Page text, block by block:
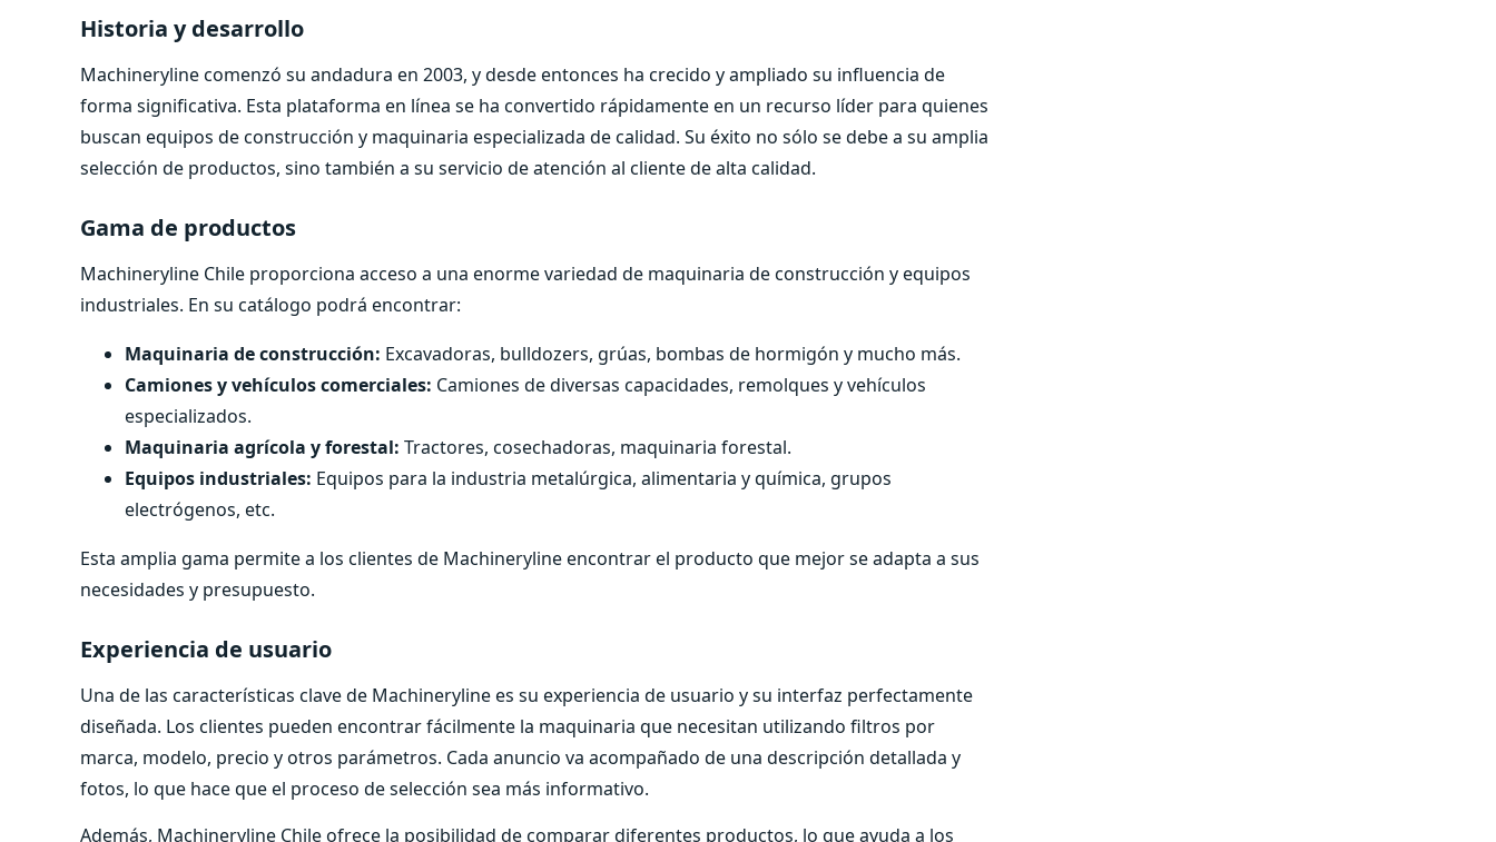
Historia y desarrollo
Machineryline comenzó su andadura en 2003, y desde entonces ha crecido y ampliado su influencia de
forma significativa. Esta plataforma en línea se ha convertido rápidamente en un recurso líder para quienes
buscan equipos de construcción y maquinaria especializada de calidad. Su éxito no sólo se debe a su amplia
selección de productos, sino también a su servicio de atención al cliente de alta calidad.
Gama de productos
Machineryline Chile proporciona acceso a una enorme variedad de maquinaria de construcción y equipos
industriales. En su catálogo podrá encontrar:
Maquinaria de construcción: Excavadoras, bulldozers, grúas, bombas de hormigón y mucho más.
Camiones y vehículos comerciales: Camiones de diversas capacidades, remolques y vehículos
especializados.
Maquinaria agrícola y forestal: Tractores, cosechadoras, maquinaria forestal.
Equipos industriales: Equipos para la industria metalúrgica, alimentaria y química, grupos
electrógenos, etc.
Esta amplia gama permite a los clientes de Machineryline encontrar el producto que mejor se adapta a sus
necesidades y presupuesto.
Experiencia de usuario
Una de las características clave de Machineryline es su experiencia de usuario y su interfaz perfectamente
diseñada. Los clientes pueden encontrar fácilmente la maquinaria que necesitan utilizando filtros por
marca, modelo, precio y otros parámetros. Cada anuncio va acompañado de una descripción detallada y
fotos, lo que hace que el proceso de selección sea más informativo.
Además, Machineryline Chile ofrece la posibilidad de comparar diferentes productos, lo que ayuda a los